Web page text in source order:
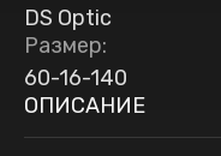
DS Optic
Размер:
60-16-140
ОПИСАНИЕ